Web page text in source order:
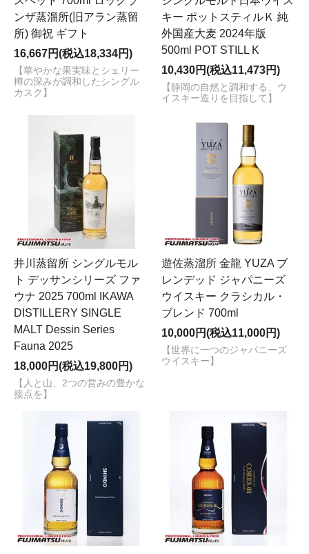
ンザ蒸溜所(旧アラン蒸留
所) 御祝 ギフト
16,667円(税込18,334円)
【華やかな果実味とシェリー
樽の深みが調和したシングル
カスク】
キー ポットスティルＫ 純
外国産大麦 2024年版
500ml POT STILL K
10,430円(税込11,473円)
【静岡の自然と調和する、ウ
イスキー造りを目指して】
井川蒸留所 シングルモル
ト デッサンシリーズ ファ
ウナ 2025 700ml IKAWA
DISTILLERY SINGLE
MALT Dessin Series
Fauna 2025
18,000円(税込19,800円)
【人と山、2つの営みの豊かな
接点を】
遊佐蒸溜所 金龍 YUZA ブ
レンデッド ジャパニーズ
ウイスキー クラシカル・
ブレンド 700ml
10,000円(税込11,000円)
【世界に一つのジャパニーズ
ウイスキー】